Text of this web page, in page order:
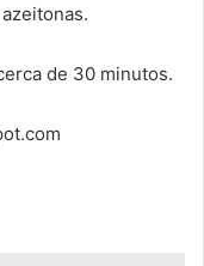
de 30 minutos.